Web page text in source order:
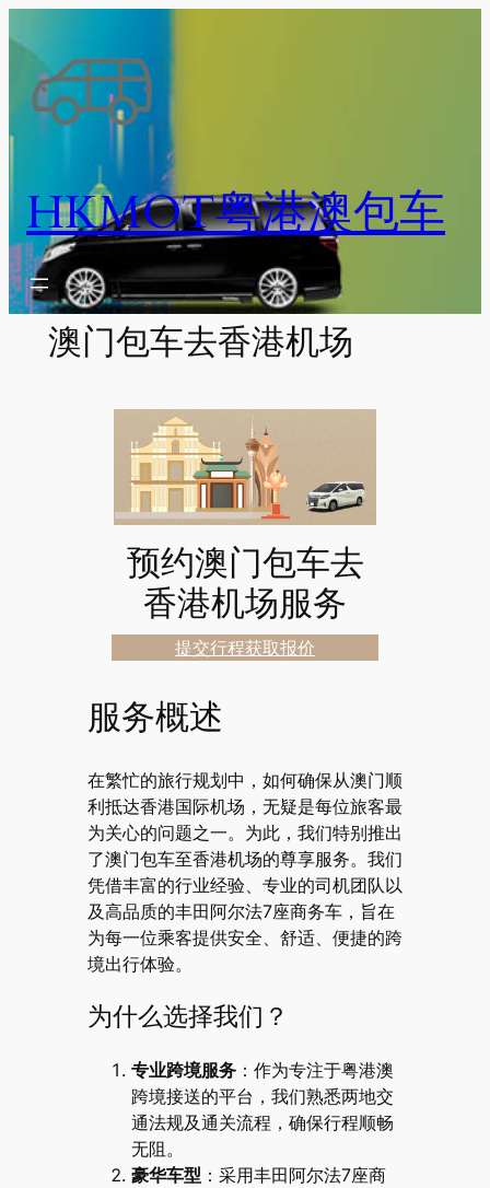
至
HKMOT粤港澳包车
澳门包车去香港机场
预约澳门包车去
香港机场服务
提交行程获取报价
服务概述
在繁忙的旅行规划中，如何确保从澳门顺
利抵达香港国际机场，无疑是每位旅客最
为关心的问题之一。为此，我们特别推出
了澳门包车至香港机场的尊享服务。我们
凭借丰富的行业经验、专业的司机团队以
及高品质的丰田阿尔法7座商务车，旨在
为每一位乘客提供安全、舒适、便捷的跨
境出行体验。
为什么选择我们？
专业跨境服务：作为专注于粤港澳
跨境接送的平台，我们熟悉两地交
通法规及通关流程，确保行程顺畅
无阻。
豪华车型 ：采用丰田阿尔法7座商